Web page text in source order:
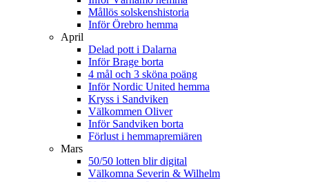
Mållös solskenshistoria
Inför Örebro hemma
April
Delad pott i Dalarna
Inför Brage borta
4 mål och 3 sköna poäng
Inför Nordic United hemma
Kryss i Sandviken
Välkommen Oliver
Inför Sandviken borta
Förlust i hemmapremiären
Mars
50/50 lotten blir digital
Välkomna Severin & Wilhelm